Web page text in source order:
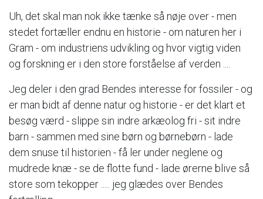
Uh, det skal man nok ikke tænke så nøje over - men
stedet fortæller endnu en historie - om naturen her i
Gram - om industriens udvikling og hvor vigtig viden
og forskning er i den store forståelse af verden ....
Jeg deler i den grad Bendes interesse for fossiler - og
er man bidt af denne natur og historie - er det klart et
besøg værd - slippe sin indre arkæolog fri - sit indre
barn - sammen med sine børn og børnebørn - lade
dem snuse til historien - få ler under neglene og
mudrede knæ - se de flotte fund - lade ørerne blive så
store som tekopper ..... jeg glædes over Bendes